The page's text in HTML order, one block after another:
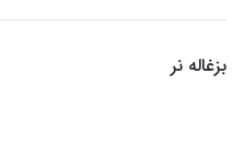
بزغاله نر